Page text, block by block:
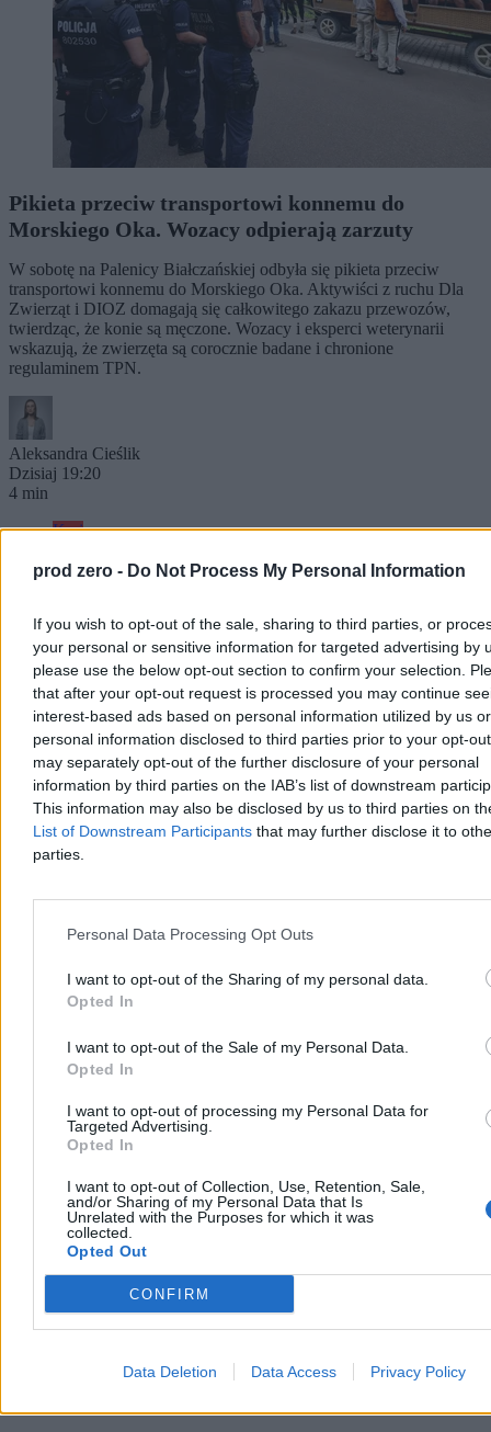
prod zero - Do Not Process My Personal Information
If you wish to opt-out of the sale, sharing to third parties, or
your personal or sensitive information for targeted advertising by
please use the below opt-out section to confirm your selection.
that after your opt-out request is processed you may continue
interest-based ads based on personal information utilized by us or
personal information disclosed to third parties prior to your opt-
may separately opt-out of the further disclosure of your personal
information by third parties on the IAB’s list of downstream
This information may also be disclosed by us to third parties on
List of Downstream Participants that may further disclose it to
parties.
Personal Data Processing Opt Outs
I want to opt-out of the Sharing of my personal data.
Opted In
I want to opt-out of the Sale of my Personal Data.
Opted In
I want to opt-out of processing my Personal Data for
Targeted Advertising.
Opted In
I want to opt-out of Collection, Use, Retention, Sale,
and/or Sharing of my Personal Data that Is
Unrelated with the Purposes for which it was
collected.
Opted Out
CONFIRM
Data Deletion Data Access Privacy Policy
Pikieta przeciw transportowi konnemu do
Morskiego Oka. Wozacy odpierają zarzuty
W sobotę na Palenicy Białczańskiej odbyła się pikieta przeciw
transportowi konnemu do Morskiego Oka. Aktywiści z ruchu Dla
Zwierząt i DIOZ domagają się całkowitego zakazu przewozów,
twierdząc, że konie są męczone. Wozacy i eksperci weterynarii
wskazują, że zwierzęta są corocznie badane i chronione
regulaminem TPN.
Aleksandra Cieślik
Dzisiaj 19:20
4 min
Kraj
ok. 400 tys. zł
W piątek w gliwickiej dzielnicy Ostropa 60-letni rolnik ciągnikiem
pługiem ok. 200 metrów nowej jezdni. Twierdził, że droga należy
do niego. Policja zatrzymała go na gorącym uczynku. Straty
Aleksandra Cieślik
Dzisiaj 18:17
Reklama